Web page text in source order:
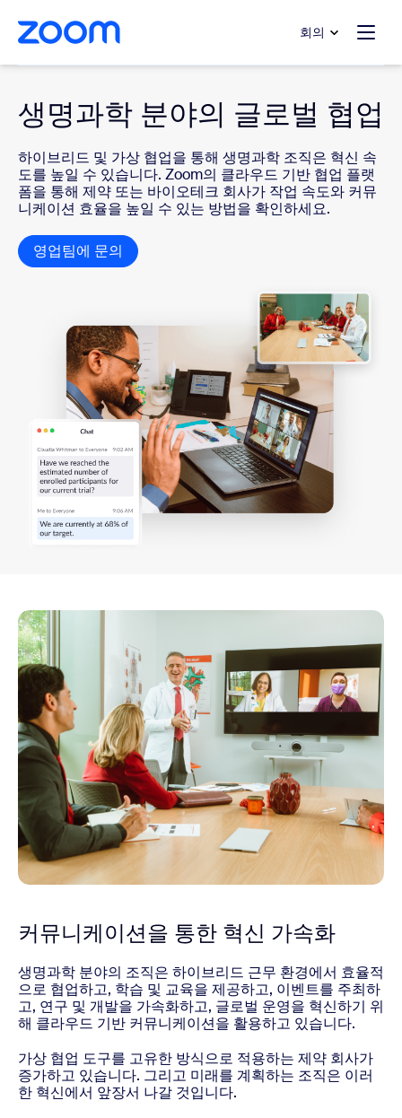
으로 건너뛰기
팅으로 건너뛰기 회의
생명과학 분야의 글로벌 협업
하이브리드 및 가상 협업을 통해 생명과학 조직은 혁신 속
도를 높일 수 있습니다. Zoom의 클라우드 기반 협업 플랫
폼을 통해 제약 또는 바이오테크 회사가 작업 속도와 커뮤
니케이션 효율을 높일 수 있는 방법을 확인하세요.
영업팀에 문의
커뮤니케이션을 통한 혁신 가속화
생명과학 분야의 조직은 하이브리드 근무 환경에서 효율적
으로 협업하고, 학습 및 교육을 제공하고, 이벤트를 주최하
고, 연구 및 개발을 가속화하고, 글로벌 운영을 혁신하기 위
해 클라우드 기반 커뮤니케이션을 활용하고 있습니다.
가상 협업 도구를 고유한 방식으로 적용하는 제약 회사가
증가하고 있습니다. 그리고 미래를 계획하는 조직은 이러
한 혁신에서 앞장서 나갈 것입니다.